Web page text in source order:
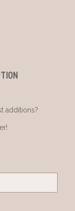
additions?